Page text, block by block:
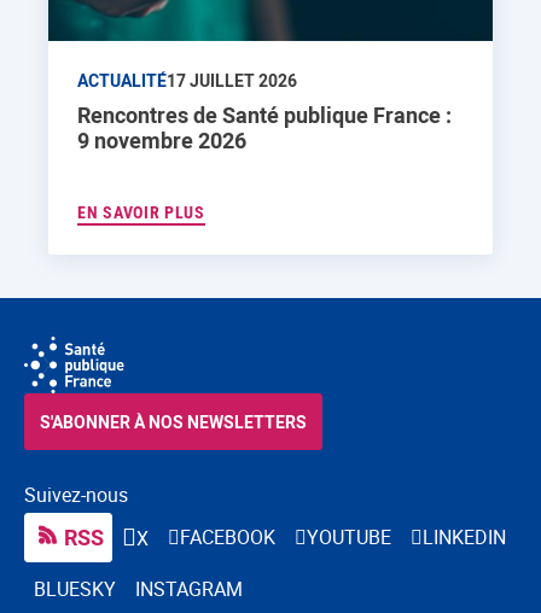
ACTUALITÉ17 JUILLET 2026
Rencontres de Santé publique France :
9 novembre 2026
EN SAVOIR PLUS
Suivez-nous
RSS X FACEBOOK YOUTUBE
LINKEDIN
BLUESKY
INSTAGRAM
S'ABONNER À NOS NEWSLETTERS